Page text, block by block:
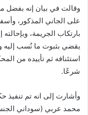
وقالت في بيان إنه بفضل
على الجاني المذكور،
بارتكاب الجريمة،
يقضي بثبوت ما نُسب إليه
استئنافه ثم تأييده من
شرعًا.
وأشارت إلى انه تم تنفيذ